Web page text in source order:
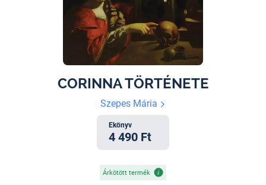
CORINNA TÖRTÉNETE
Szepes Mária
Ekönyv
4 490 Ft
Árkötött termék